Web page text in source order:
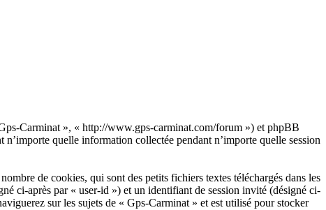
Carminat », « http://www.gps-carminat.com/forum ») et phpBB
quelle information collectée pendant n’importe quelle session
de cookies, qui sont des petits fichiers textes téléchargés dans les
ci-après par « user-id ») et un identifiant de session invité (désigné ci-
sur les sujets de « Gps-Carminat » et est utilisé pour stocker